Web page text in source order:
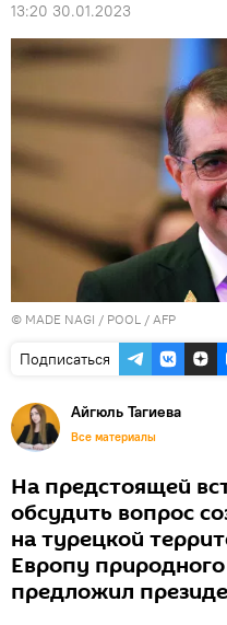
13:20 30.01.2023
© MADE NAGI / POOL / AFP
Подписаться
Айгюль Тагиева
Все материалы
На предстоящей
обсудить вопрос
на турецкой
Европу
предложил